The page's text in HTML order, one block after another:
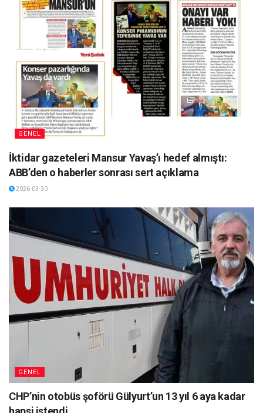
GENEL
İktidar gazeteleri Mansur Yavaş’ı hedef almıştı:
ABB’den o haberler sonrası sert açıklama
2026-03-30
GENEL
CHP’nin otobüs şoförü Gülyurt’un 13 yıl 6 aya kadar